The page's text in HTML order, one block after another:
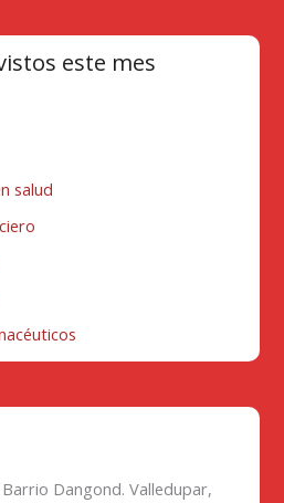
este mes
salud
Barrio Dangond. Valledupar,